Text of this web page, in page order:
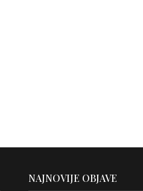
NAJNOVIJE OBJAVE